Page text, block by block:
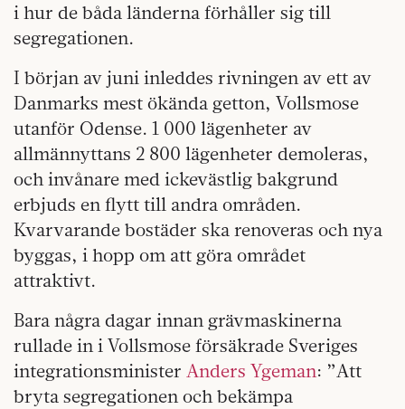
i hur de båda länderna förhåller sig till
segregationen.
I början av juni inleddes rivningen av ett av
Danmarks mest ökända getton, Vollsmose
utanför Odense. 1 000 lägenheter av
allmännyttans 2 800 lägenheter demoleras,
och invånare med ickevästlig bakgrund
erbjuds en flytt till andra områden.
Kvarvarande bostäder ska renoveras och nya
byggas, i hopp om att göra området
attraktivt.
Bara några dagar innan grävmaskinerna
rullade in i Vollsmose försäkrade Sveriges
integrationsminister Anders Ygeman: ”Att
bryta segregationen och bekämpa